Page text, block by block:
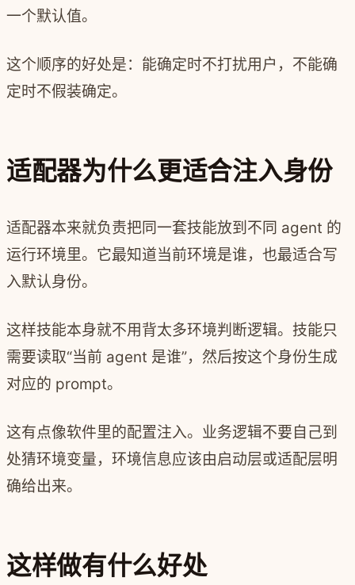
一个默认值。
这个顺序的好处是：能确定时不打扰用户，不能确
定时不假装确定。
适配器为什么更适合注入身份
适配器本来就负责把同一套技能放到不同 agent 的
运行环境里。它最知道当前环境是谁，也最适合写
入默认身份。
这样技能本身就不用背太多环境判断逻辑。技能只
需要读取“当前 agent 是谁”，然后按这个身份生成
对应的 prompt。
这有点像软件里的配置注入。业务逻辑不要自己到
处猜环境变量，环境信息应该由启动层或适配层明
确给出来。
这样做有什么好处